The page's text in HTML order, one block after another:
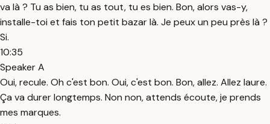
va là ? Tu as bien, tu as tout, tu es bien. Bon, alors vas-y,
installe-toi et fais ton petit bazar là. Je peux un peu près là ?
Si.
10:35
Speaker A
Oui, recule. Oh c'est bon. Oui, c'est bon. Bon, allez. Allez laure.
Ça va durer longtemps. Non non, attends écoute, je prends
mes marques.